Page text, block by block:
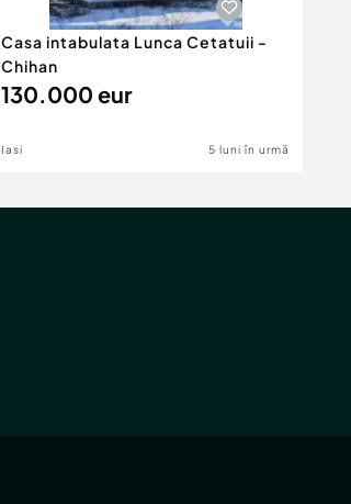
Casa intabulata Lunca Cetatuii -
Chihan
130.000 eur
Iasi 5 luni în urmă